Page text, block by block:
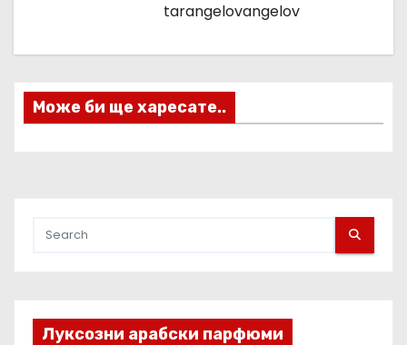
и
я
tarangelovangelov
Може би ще харесате..
Луксозни арабски парфюми